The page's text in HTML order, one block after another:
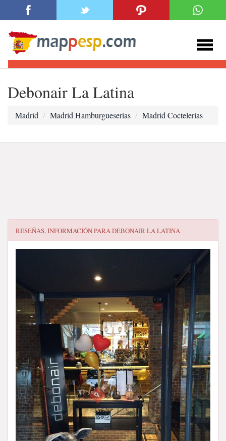
Debonair La Latina
Madrid Madrid Hamburgueserías Madrid Coctelerías
RESEÑAS, INFORMACIÓN PARADEBONAIR LA LATINA